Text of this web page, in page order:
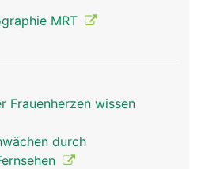
MRT
Frauenherzen wissen
durch